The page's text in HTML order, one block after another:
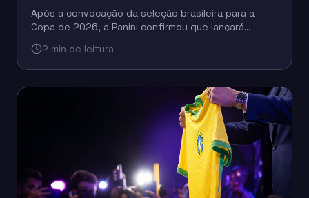
Após a convocação da seleção brasileira para a
Copa de 2026, a Panini confirmou que lançará
fora da versão inicial do álbum.
2 min de leitura